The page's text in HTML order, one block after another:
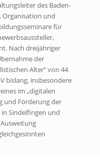
des Baden-
Organisation und
für
Nach dreijähriger
der
Alter“ von 44
bislang, insbesondere
im „digitalen
und Förderung der
Sindelfingen und